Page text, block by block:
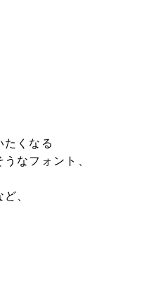
くなる
なフォント、
、